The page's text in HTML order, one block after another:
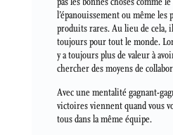
l’épanouissement ou même les
produits rares. Au lieu de cela,
toujours pour tout le monde.
y a toujours plus de valeur à
chercher des moyens de
Avec une mentalité gagnant-
victoires viennent quand vous
tous dans la même équipe.